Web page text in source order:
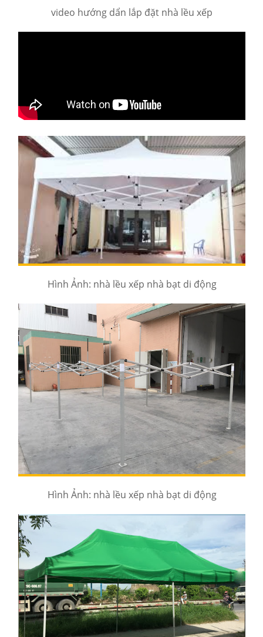
video hướng dẩn lắp đặt nhà lều xếp
Hình Ảnh: nhà lều xếp nhà bạt di động
Hình Ảnh: nhà lều xếp nhà bạt di động